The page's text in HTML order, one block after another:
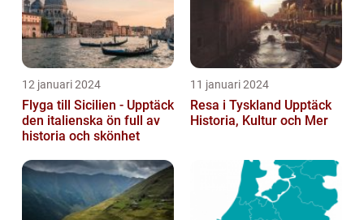
12 januari 2024
Flyga till Sicilien - Upptäck
den italienska ön full av
historia och skönhet
11 januari 2024
Resa i Tyskland Upptäck
Historia, Kultur och Mer